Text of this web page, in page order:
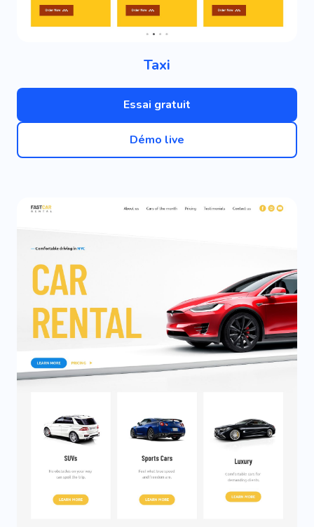
Taxi
Essai gratuit
Démo live